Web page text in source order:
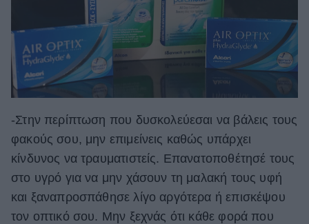
-Στην περίπτωση που δυσκολεύεσαι να βάλεις τους
φακούς σου, μην επιμείνεις καθώς υπάρχει
κίνδυνος να τραυματιστείς. Επανατοποθέτησέ τους
στο υγρό για να μην χάσουν τη μαλακή τους υφή
και ξαναπροσπάθησε λίγο αργότερα ή επισκέψου
τον οπτικό σου. Μην ξεχνάς ότι κάθε φορά που